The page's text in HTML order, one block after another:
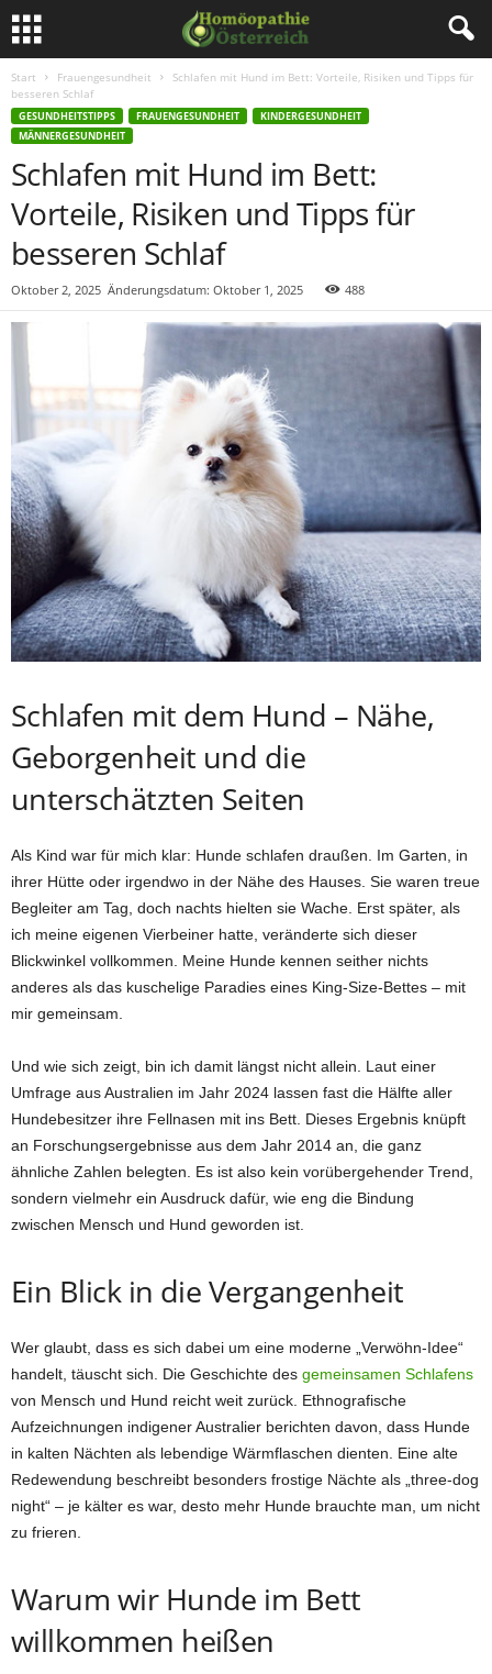
Start Frauengesundheit
Schlafen mit Hund im Bett: Vorteile, Risiken und Tipps für
besseren Schlaf
GESUNDHEITSTIPPS FRAUENGESUNDHEIT
KINDERGESUNDHEIT
MÄNNERGESUNDHEIT
Schlafen mit Hund im Bett:
Vorteile, Risiken und Tipps für
besseren Schlaf
Oktober 2, 2025 Änderungsdatum: Oktober 1, 2025 488
Schlafen mit dem Hund – Nähe,
Geborgenheit und die
unterschätzten Seiten
Als Kind war für mich klar: Hunde schlafen draußen. Im Garten, in
ihrer Hütte oder irgendwo in der Nähe des Hauses. Sie waren treue
Begleiter am Tag, doch nachts hielten sie Wache. Erst später, als
ich meine eigenen Vierbeiner hatte, veränderte sich dieser
Blickwinkel vollkommen. Meine Hunde kennen seither nichts
anderes als das kuschelige Paradies eines King-Size-Bettes – mit
mir gemeinsam.
Und wie sich zeigt, bin ich damit längst nicht allein. Laut einer
Umfrage aus Australien im Jahr 2024 lassen fast die Hälfte aller
Hundebesitzer ihre Fellnasen mit ins Bett. Dieses Ergebnis knüpft
an Forschungsergebnisse aus dem Jahr 2014 an, die ganz
ähnliche Zahlen belegten. Es ist also kein vorübergehender Trend,
sondern vielmehr ein Ausdruck dafür, wie eng die Bindung
zwischen Mensch und Hund geworden ist.
Ein Blick in die Vergangenheit
Wer glaubt, dass es sich dabei um eine moderne „Verwöhn-Idee“
handelt, täuscht sich. Die Geschichte des gemeinsamen Schlafens
von Mensch und Hund reicht weit zurück. Ethnografische
Aufzeichnungen indigener Australier berichten davon, dass Hunde
in kalten Nächten als lebendige Wärmflaschen dienten. Eine alte
Redewendung beschreibt besonders frostige Nächte als „three-dog
night“ – je kälter es war, desto mehr Hunde brauchte man, um nicht
zu frieren.
Warum wir Hunde im Bett
willkommen heißen